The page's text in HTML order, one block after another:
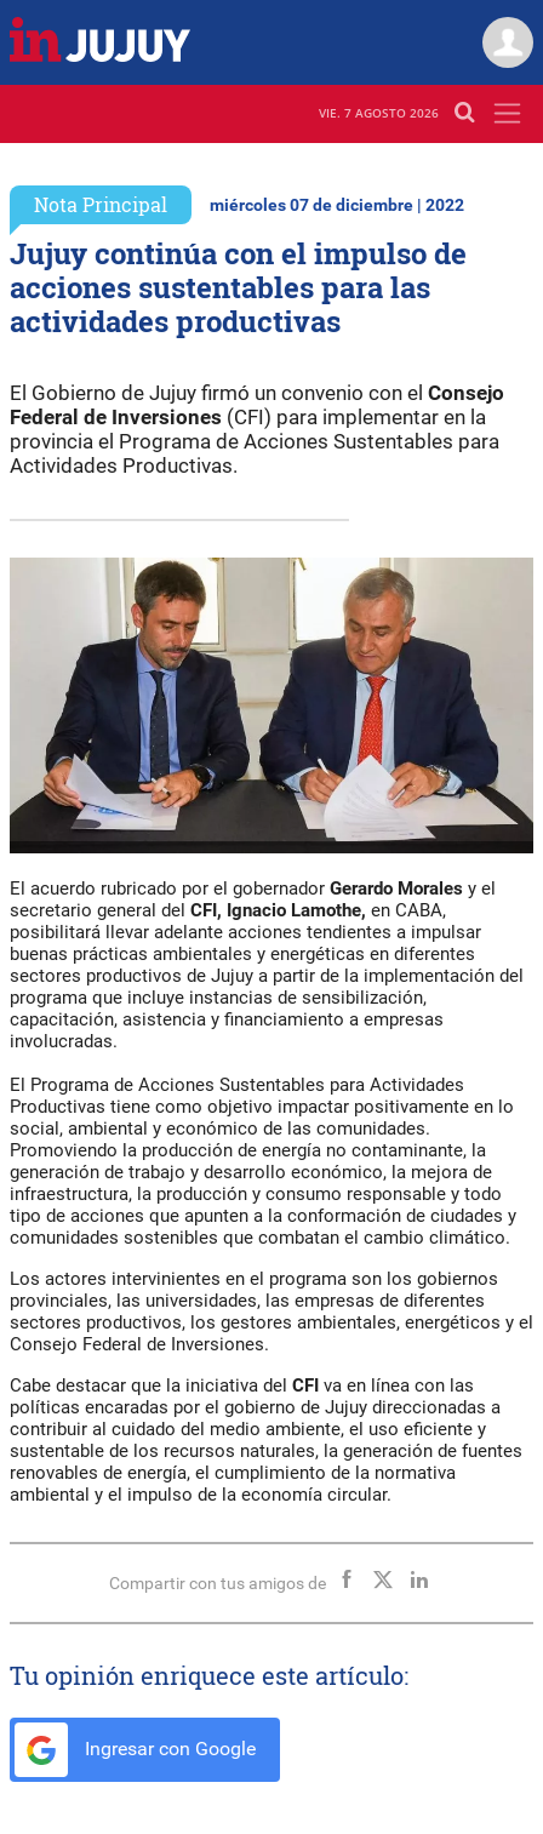
VIE. 7 AGOSTO 2026
Nota Principal miércoles 07 de diciembre | 2022
Jujuy continúa con el impulso de
acciones sustentables para las
actividades productivas
El Gobierno de Jujuy firmó un convenio con el Consejo
Federal de Inversiones (CFI) para implementar en la
provincia el Programa de Acciones Sustentables para
Actividades Productivas.
El acuerdo rubricado por el gobernador Gerardo Morales y el
secretario general del CFI, Ignacio Lamothe, en CABA,
posibilitará llevar adelante acciones tendientes a impulsar
buenas prácticas ambientales y energéticas en diferentes
sectores productivos de Jujuy a partir de la implementación del
programa que incluye instancias de sensibilización,
capacitación, asistencia y financiamiento a empresas
involucradas.
El Programa de Acciones Sustentables para Actividades
Productivas tiene como objetivo impactar positivamente en lo
social, ambiental y económico de las comunidades.
Promoviendo la producción de energía no contaminante, la
generación de trabajo y desarrollo económico, la mejora de
infraestructura, la producción y consumo responsable y todo
tipo de acciones que apunten a la conformación de ciudades y
comunidades sostenibles que combatan el cambio climático.
Los actores intervinientes en el programa son los gobiernos
provinciales, las universidades, las empresas de diferentes
sectores productivos, los gestores ambientales, energéticos y el
Consejo Federal de Inversiones.
Cabe destacar que la iniciativa del CFI va en línea con las
políticas encaradas por el gobierno de Jujuy direccionadas a
contribuir al cuidado del medio ambiente, el uso eficiente y
sustentable de los recursos naturales, la generación de fuentes
renovables de energía, el cumplimiento de la normativa
ambiental y el impulso de la economía circular.
Compartir con tus amigos de
Tu opinión enriquece este artículo:
Ingresar con Google